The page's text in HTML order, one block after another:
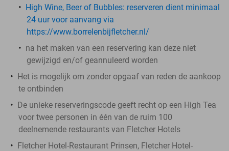
High Wine, Beer of Bubbles: reserveren dient minimaal
24 uur voor aanvang via
https://www.borrelenbijfletcher.nl/
na het maken van een reservering kan deze niet
gewijzigd en/of geannuleerd worden
Het is mogelijk om zonder opgaaf van reden de aankoop
te ontbinden
De unieke reserveringscode geeft recht op een High Tea
voor twee personen in één van de ruim 100
deelnemende restaurants van Fletcher Hotels
Fletcher Hotel-Restaurant Prinsen, Fletcher Hotel-